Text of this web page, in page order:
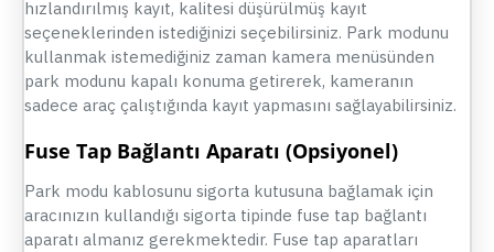
hızlandırılmış kayıt, kalitesi düşürülmüş kayıt
seçeneklerinden istediğinizi seçebilirsiniz. Park modunu
kullanmak istemediğiniz zaman kamera menüsünden
park modunu kapalı konuma getirerek, kameranın
sadece araç çalıştığında kayıt yapmasını sağlayabilirsiniz.
Fuse Tap Bağlantı Aparatı (Opsiyonel)
Park modu kablosunu sigorta kutusuna bağlamak için
aracınızın kullandığı sigorta tipinde fuse tap bağlantı
aparatı almanız gerekmektedir. Fuse tap aparatları